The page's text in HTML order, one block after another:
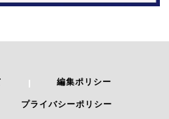
編集ポリシー
プライバシーポリシー